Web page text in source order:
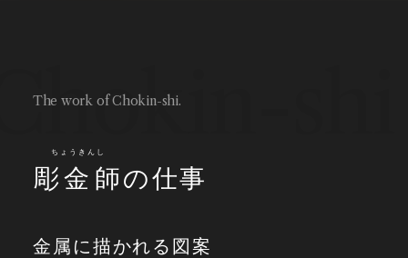
shi
The work of Chokin-shi.
彫金師
ちょうきんし
の仕事
金属に描かれる図案